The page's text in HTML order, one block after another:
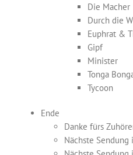
Die Macher
Durch die
Euphrat &
Gipf
Minister
Tonga
Tycoon
Ende
Danke fürs
Nächste Sendung